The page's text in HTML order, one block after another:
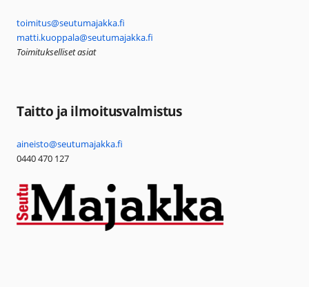
toimitus@seutumajakka.fi
matti.kuoppala@seutumajakka.fi
Toimitukselliset asiat
Taitto ja ilmoitusvalmistus
aineisto@seutumajakka.fi
0440 470 127